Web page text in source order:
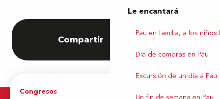
Le encantará
Pau en familia, a los niños
Día de compras en Pau
Excursión de un día a Pau
Compartir Ajouter aux
Congresos